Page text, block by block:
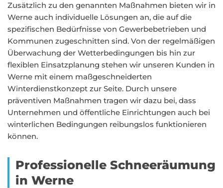
Zusätzlich zu den genannten Maßnahmen bieten wir in
Werne auch individuelle Lösungen an, die auf die
spezifischen Bedürfnisse von Gewerbebetrieben und
Kommunen zugeschnitten sind. Von der regelmäßigen
Überwachung der Wetterbedingungen bis hin zur
flexiblen Einsatzplanung stehen wir unseren Kunden in
Werne mit einem maßgeschneiderten
Winterdienstkonzept zur Seite. Durch unsere
präventiven Maßnahmen tragen wir dazu bei, dass
Unternehmen und öffentliche Einrichtungen auch bei
winterlichen Bedingungen reibungslos funktionieren
können.
Professionelle Schneeräumung
in Werne